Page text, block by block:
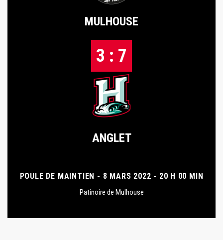
MULHOUSE
3 : 7
ANGLET
POULE DE MAINTIEN - 8 MARS 2022 - 20 H 00 MIN
Patinoire de Mulhouse